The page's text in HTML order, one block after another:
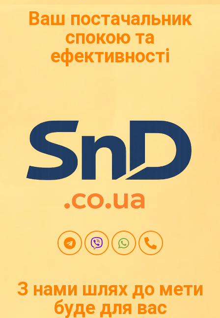
Ваш постачальник
спокою та
ефективності
З нами шлях до мети
буде для вас